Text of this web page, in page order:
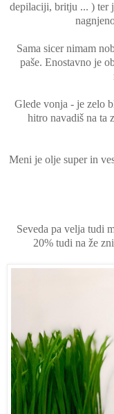
depilaciji, britju ... ) ter
Sama sicer nimam
paše. Enostavno je
Glede vonja - je zelo
hitro navadiš na ta
Meni je olje super in
Seveda pa velja tudi
20% tudi na že